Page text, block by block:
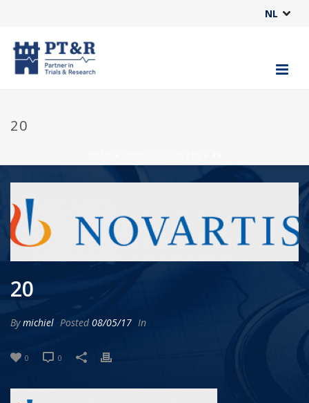
NL
20
20
Bymichiel Posted08/05/17 In
0 0